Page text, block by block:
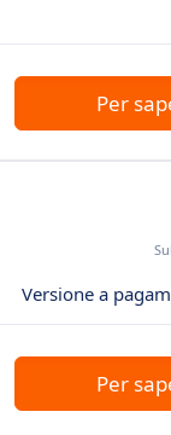
Per
Versione a
Per